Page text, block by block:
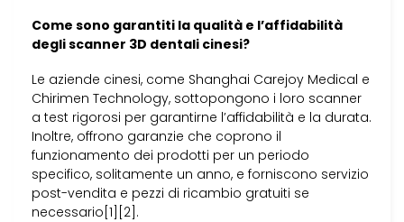
Come sono garantiti la qualità e l’affidabilità
degli scanner 3D dentali cinesi?
Le aziende cinesi, come Shanghai Carejoy Medical e
Chirimen Technology, sottopongono i loro scanner
a test rigorosi per garantirne l’affidabilità e la durata.
Inoltre, offrono garanzie che coprono il
funzionamento dei prodotti per un periodo
specifico, solitamente un anno, e forniscono servizio
post-vendita e pezzi di ricambio gratuiti se
necessario[1][2].